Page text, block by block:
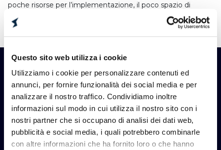
Questo sito web utilizza i cookie
Utilizziamo i cookie per personalizzare contenuti ed
annunci, per fornire funzionalità dei social media e per
analizzare il nostro traffico. Condividiamo inoltre
informazioni sul modo in cui utilizza il nostro sito con i
nostri partner che si occupano di analisi dei dati web,
pubblicità e social media, i quali potrebbero combinarle
con altre informazioni che ha fornito loro o che hanno
poche risorse per l’implementazione, il poco spazio di
memoria richiesto sul dispositivo e l’aggiornamento
automatico, le progressive web app rappresentano
leapplicazioni del futuro.